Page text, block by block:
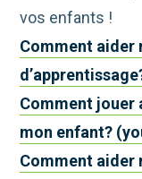
vos enfants !
Comment aider
Comment jouer
mon enfant?
Comment aider